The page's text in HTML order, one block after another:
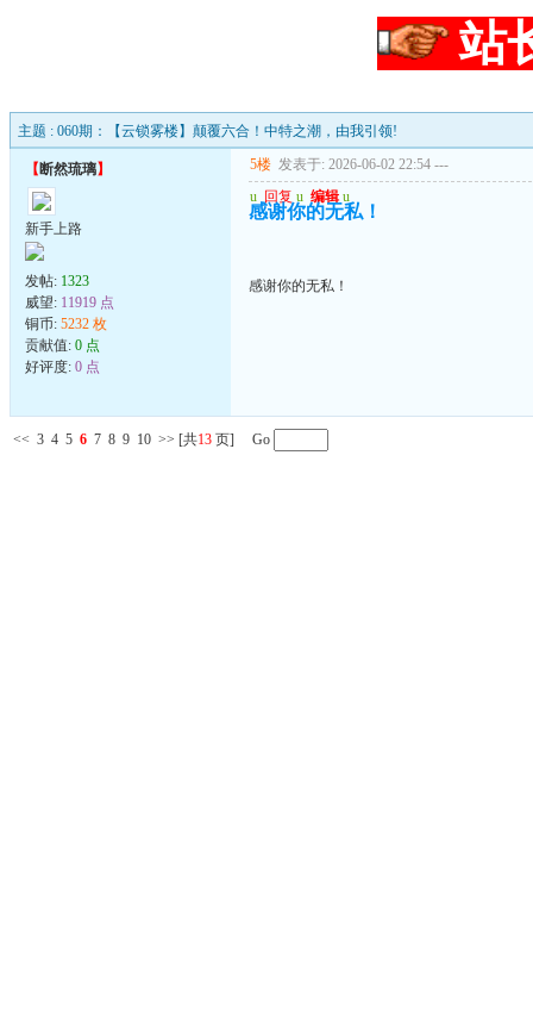
站
主题 : 060期：【云锁雾楼】颠覆六合！中特之潮，由我引领!
【 断然琉璃】
新手上路
发帖: 1323
威望: 11919 点
铜币: 5232 枚
贡献值: 0 点
好评度: 0 点
5楼 发表于: 2026-06-02 22:54 ---
u 回复 u 编辑 u
感谢你的无私！
感谢你的无私！
<< 3 4 5 6 7 8 9 10 >> [共13 页] Go